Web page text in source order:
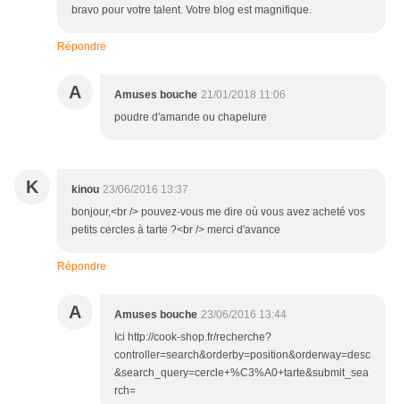
bravo pour votre talent. Votre blog est magnifique.
Répondre
A Amuses bouche 21/01/2018 11:06
poudre d'amande ou chapelure
K kinou 23/06/2016 13:37
bonjour,<br /> pouvez-vous me dire où vous avez acheté vos
petits cercles à tarte ?<br /> merci d'avance
Répondre
A Amuses bouche 23/06/2016 13:44
Ici http://cook-shop.fr/recherche?
controller=search&orderby=position&orderway=desc
&search_query=cercle+%C3%A0+tarte&submit_sea
rch=